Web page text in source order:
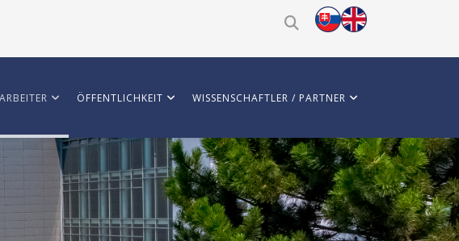
ÖFFENTLICHKEIT WISSENSCHAFTLER / PARTNER